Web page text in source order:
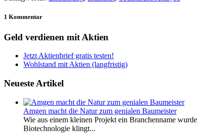
1 Kommentar
Geld verdienen mit Aktien
Jetzt Aktienbrief gratis testen!
Wohlstand mit Aktien (langfristig)
Neueste Artikel
Amgen macht die Natur zum genialen Baumeister
Wie aus einem kleinen Projekt ein Branchenname wurde
Biotechnologie klingt...